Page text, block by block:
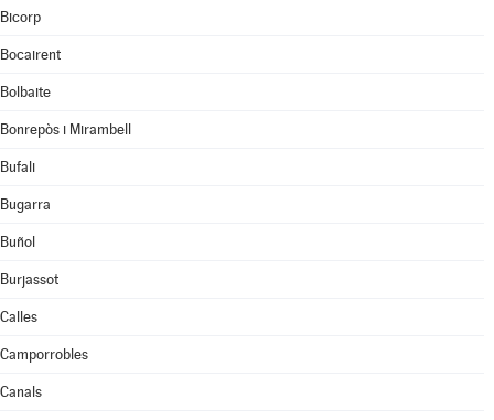
Bicorp
Bocairent
Bolbaite
Bonrepòs i Mirambell
Bufali
Bugarra
Buñol
Burjassot
Calles
Camporrobles
Canals